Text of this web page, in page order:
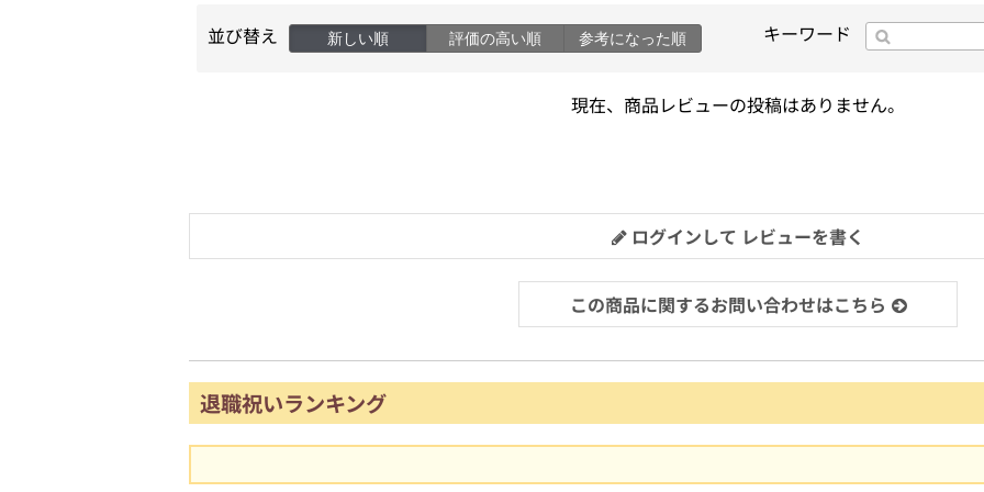
並び替え 新しい順 評価の高い順 参考になった順 キーワード
現在、商品レビューの投稿はありません。
ログインして レビューを書く
この商品に関するお問い合わせはこちら
退職祝いランキング